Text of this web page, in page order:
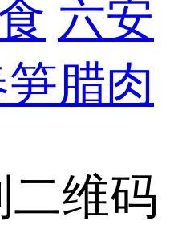
六安
腊肉
维码